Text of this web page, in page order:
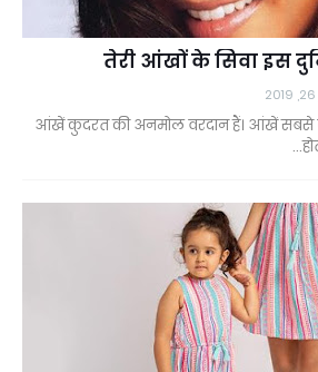
तेरी आंखों के सिवा इस
आंखें कुदरत की अनमोल वरदान हैं। आंखें सबसे